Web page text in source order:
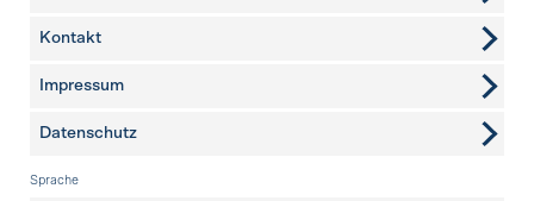
weitere Seiten
Kontakt
Impressum
Datenschutz
Sprache